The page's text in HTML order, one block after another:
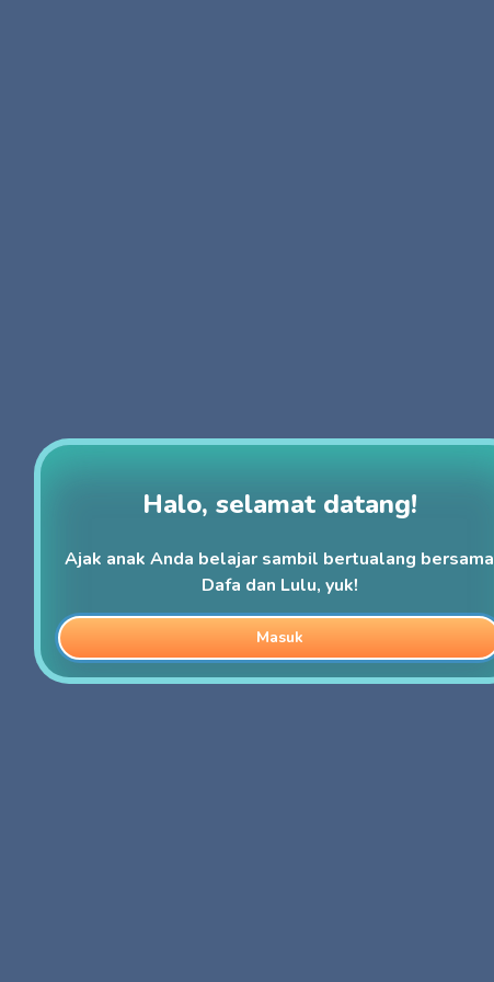
Halo, selamat datang!
Ajak anak Anda belajar sambil bertualang bersama
Dafa dan Lulu, yuk!
Masuk